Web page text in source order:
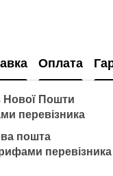
Оплата
з
перевізника
Нова
перевізника